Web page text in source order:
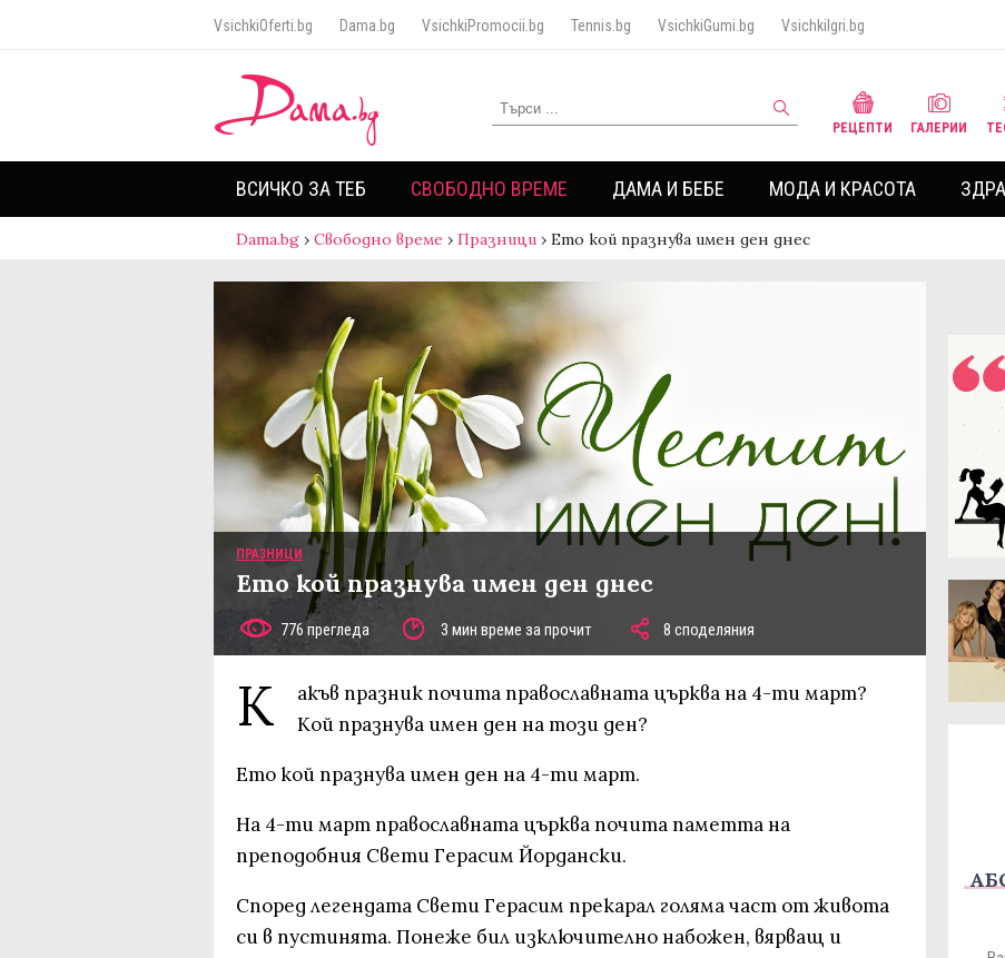
VsichkiOferti.bg Dama.bg VsichkiPromocii.bg Tennis.bg VsichkiGumi.bg VsichkiIgri.bg
РЕЦЕПТИ ГАЛЕРИИ
ВСИЧКО ЗА ТЕБ СВОБОДНО ВРЕМЕ ДАМА И БЕБЕ МОДА И КРАСОТА
Dama.bg › Свободно време › Празници › Ето кой празнува имен ден днес
ПРАЗНИЦИ
Ето кой празнува имен ден днес
776 прегледа 3 мин време за прочит 8 споделяния
К
акъв празник почита православната църква на 4-ти март?
Кой празнува имен ден на този ден?
Ето кой празнува имен ден на 4-ти март.
На 4-ти март православната църква почита паметта на
преподобния Свети Герасим Йордански.
Според легендата Свети Герасим прекарал голяма част от живота
си в пустинята. Понеже бил изключително набожен, вярващ и